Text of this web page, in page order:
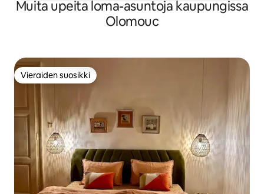
Muita upeita loma-asuntoja kaupungissa
Olomouc
Vieraiden suosikki
Vieraiden suosikki